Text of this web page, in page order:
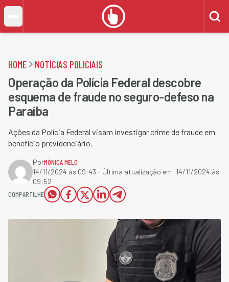
HOME NOTÍCIAS POLICIAIS
Operação da Polícia Federal descobre
esquema de fraude no seguro-defeso na
Paraíba
Ações da Polícia Federal visam investigar crime de fraude em
benefício previdenciário.
PorMÔNICA MELO
14/11/2024 às 09:43 - Última atualização em: 14/11/2024 às
09:52
COMPARTILHE